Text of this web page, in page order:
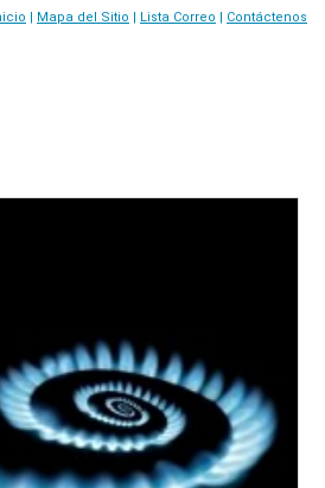
| Mapa del Sitio | Lista Correo | Contáctenos